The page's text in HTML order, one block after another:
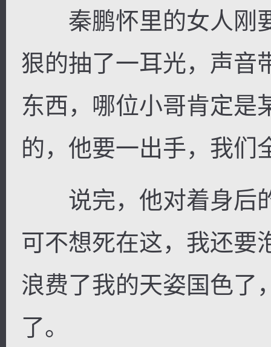
秦鹏怀里的女人刚
狠的抽了一耳光，声音
东西，哪位小哥肯定是
的，他要一出手，我们
说完，他对着身后的
可不想死在这，我还要
浪费了我的天姿国色了
了。